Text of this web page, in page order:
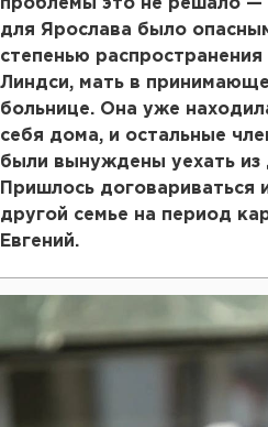
проблемы это не решало
для Ярослава было
степенью
Линдси, мать в
больнице. Она уже
себя дома, и остальные
были вынуждены уехать из
Пришлось договариваться
другой семье на период
Евгений.